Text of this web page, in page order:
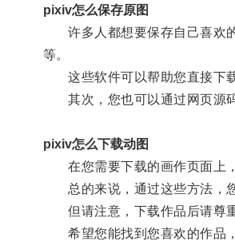
pixiv怎么保存原图
许多人都想要保存自己喜欢的
等。
这些软件可以帮助您直接下载
其次，您也可以通过网页源码
pixiv怎么下载动图
在您需要下载的画作页面上，
总的来说，通过这些方法，您
但请注意，下载作品后请尊重
希望您能找到您喜欢的作品，